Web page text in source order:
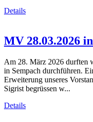
Details
MV 28.03.2026
Am 28. März 2026 durften
in Sempach durchführen.
Erweiterung unseres
Sigrist begrüssen w...
Details